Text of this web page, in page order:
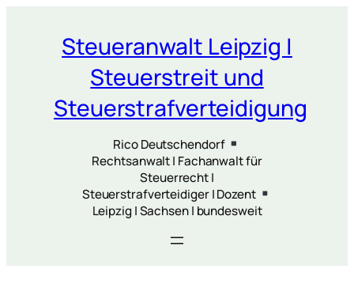
springenSteueranwalt Leipzig |
Steuerstreit und
Steuerstrafverteidigung
Rico Deutschendorf
Rechtsanwalt | Fachanwalt für
Steuerrecht |
Steuerstrafverteidiger | Dozent
Leipzig | Sachsen | bundesweit